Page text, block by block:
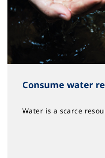
Consume water
Water is a scarce